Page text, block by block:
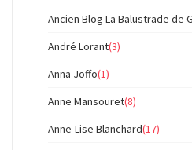
Ancien Blog La Balustrade de
André Lorant(3)
Anna Joffo(1)
Anne Mansouret(8)
Anne-Lise Blanchard(17)